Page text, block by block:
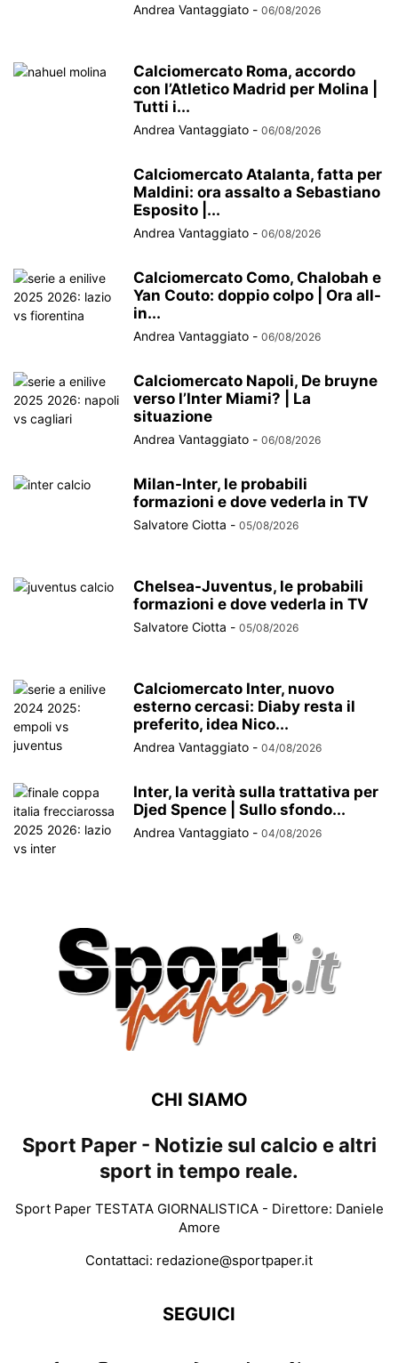
Andrea Vantaggiato - 06/08/2026
Calciomercato Roma, accordo
con l’Atletico Madrid per Molina |
Tutti i...
Andrea Vantaggiato - 06/08/2026
Calciomercato Atalanta, fatta per
Maldini: ora assalto a Sebastiano
Esposito |...
Andrea Vantaggiato - 06/08/2026
Calciomercato Como, Chalobah e
Yan Couto: doppio colpo | Ora all-
in...
Andrea Vantaggiato - 06/08/2026
Calciomercato Napoli, De bruyne
verso l’Inter Miami? | La
situazione
Andrea Vantaggiato - 06/08/2026
Milan-Inter, le probabili
formazioni e dove vederla in TV
Salvatore Ciotta - 05/08/2026
Chelsea-Juventus, le probabili
formazioni e dove vederla in TV
Salvatore Ciotta - 05/08/2026
Calciomercato Inter, nuovo
esterno cercasi: Diaby resta il
preferito, idea Nico...
Andrea Vantaggiato - 04/08/2026
Inter, la verità sulla trattativa per
Djed Spence | Sullo sfondo...
Andrea Vantaggiato - 04/08/2026
CHI SIAMO
Sport Paper - Notizie sul calcio e altri
sport in tempo reale.
Sport Paper TESTATA GIORNALISTICA - Direttore: Daniele
Amore
Contattaci: redazione@sportpaper.it
SEGUICI